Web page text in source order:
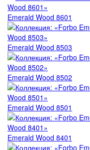
Emerald Wood 8601
Emerald Wood 8503
Emerald Wood 8502
Emerald Wood 8501
Emerald Wood 8401